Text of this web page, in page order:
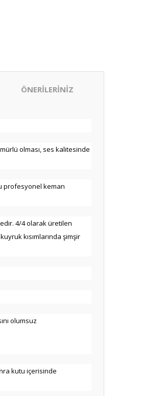
ÖNERİLERİNİZ
olması, ses kalitesinde
profesyonel keman
4/4 olarak üretilen
kısımlarında şimşir
olumsuz
kutu içerisinde